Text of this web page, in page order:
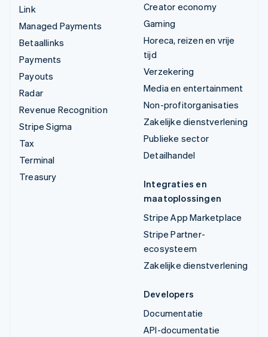
Link
Managed Payments
Betaallinks
Payments
Payouts
Radar
Revenue Recognition
Stripe Sigma
Tax
Terminal
Treasury
Creator economy
Gaming
Horeca, reizen en vrije
tijd
Verzekering
Media en entertainment
Non-profitorganisaties
Zakelijke dienstverlening
Publieke sector
Detailhandel
Integraties en
maatoplossingen
Stripe App Marketplace
Stripe Partner-
ecosysteem
Zakelijke dienstverlening
Developers
Documentatie
API-documentatie